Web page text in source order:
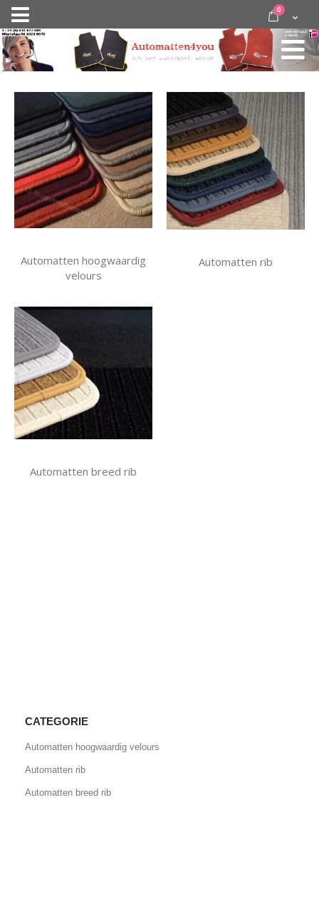
Nav
activeren
door
inhoud
Cart
0 items
Automatten hoogwaardig
velours
Automatten rib
Automatten breed rib
CATEGORIE
Automatten hoogwaardig velours
Automatten rib
Automatten breed rib